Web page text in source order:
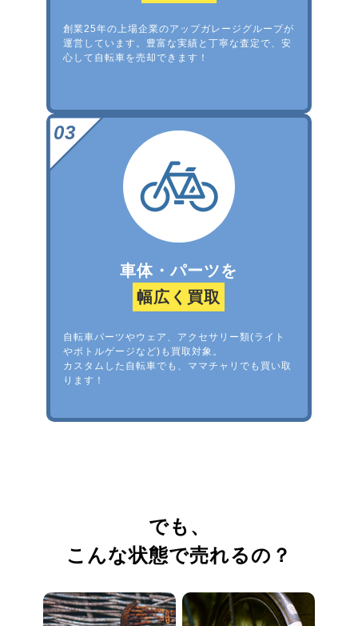
創業25年の上場企業のアップガレージグループが
運営しています。豊富な実績と丁寧な査定で、安
心して自転車を売却できます！
車体・パーツを
幅広く買取
自転車パーツやウェア、アクセサリー類(ライト
やボトルゲージなど)も買取対象。
カスタムした自転車でも、ママチャリでも買い取
ります！
でも、
こんな状態で売れるの？